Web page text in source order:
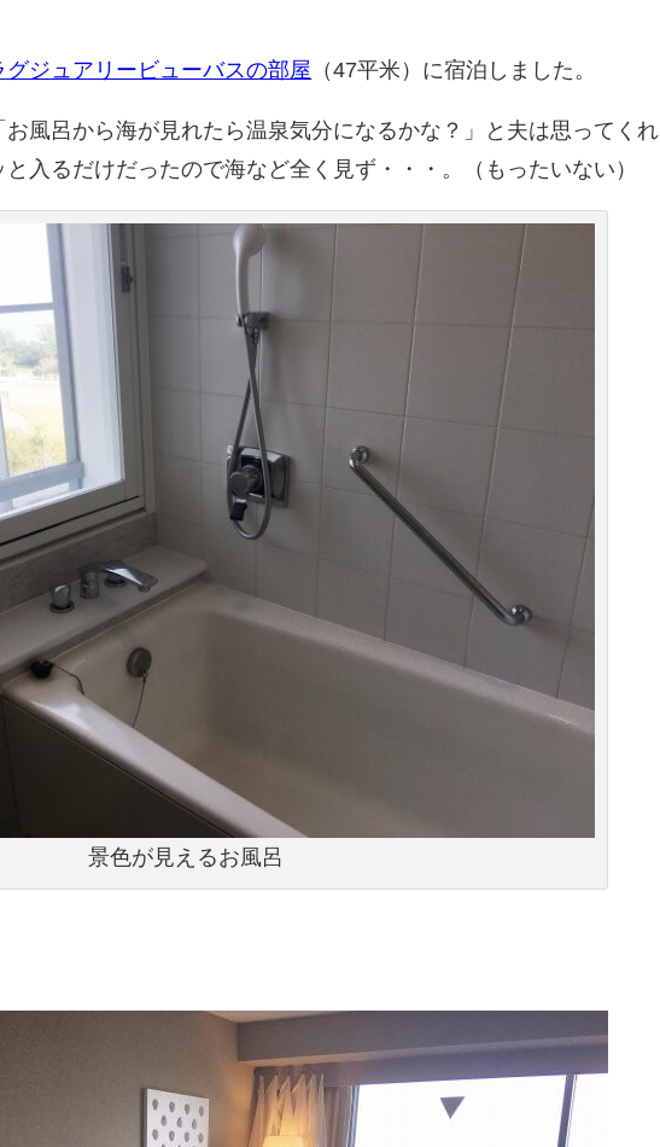
グジュアリービューバスの部屋 （47平米）に宿泊しました。
風呂から海が見れたら温泉気分になるかな？」と夫は思ってくれ
入るだけだったので海など全く見ず・・・。（もったいない）
景色が見えるお風呂